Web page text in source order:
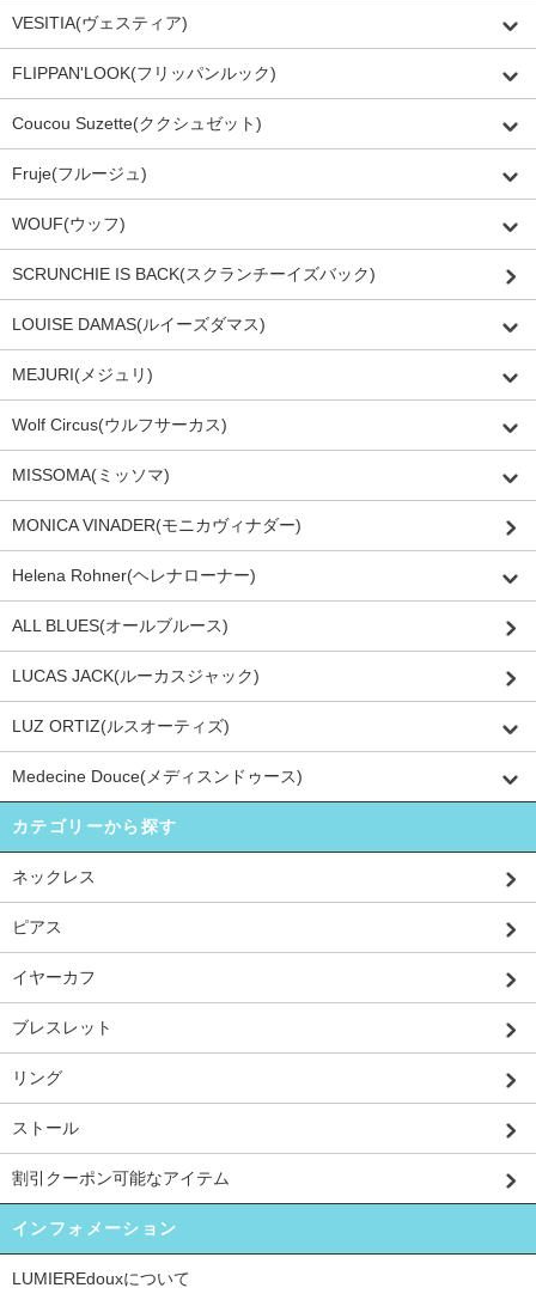
VESITIA(ヴェスティア)
FLIPPAN'LOOK(フリッパンルック)
Coucou Suzette(ククシュゼット)
Fruje(フルージュ)
WOUF(ウッフ)
SCRUNCHIE IS BACK(スクランチーイズバック)
LOUISE DAMAS(ルイーズダマス)
MEJURI(メジュリ)
Wolf Circus(ウルフサーカス)
MISSOMA(ミッソマ)
MONICA VINADER(モニカヴィナダー)
Helena Rohner(ヘレナローナー)
ALL BLUES(オールブルース)
LUCAS JACK(ルーカスジャック)
LUZ ORTIZ(ルスオーティズ)
Medecine Douce(メディスンドゥース)
カテゴリーから探す
ネックレス
ピアス
イヤーカフ
ブレスレット
リング
ストール
割引クーポン可能なアイテム
インフォメーション
LUMIEREdouxについて